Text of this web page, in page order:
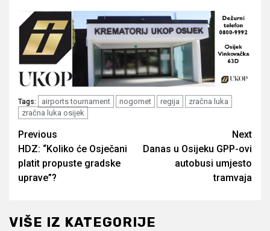
Tags: airports tournament nogomet regija
zračna luka
zračna luka osijek
Post
navigation
Previous
HDZ: “Koliko će Osječani
platit propuste gradske
uprave”?
Next
Danas u Osijeku GPP-ovi
autobusi umjesto
tramvaja
VIŠE IZ KATEGORIJE